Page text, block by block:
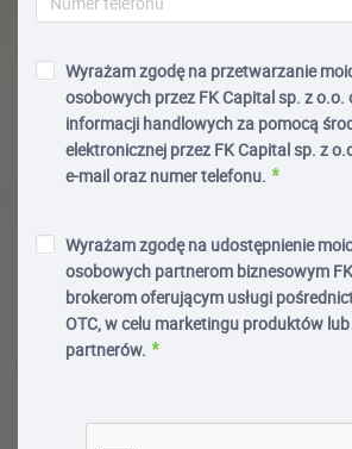
Wyrażam zgodę na przetwarzanie
osobowych przez FK Capital sp. z o.o.
informacji handlowych za pomocą
elektronicznej przez FK Capital sp. z
e-mail oraz numer telefonu.
Wyrażam zgodę na udostępnienie
osobowych partnerom biznesowym
brokerom oferującym usługi
OTC, w celu marketingu produktów
partnerów.